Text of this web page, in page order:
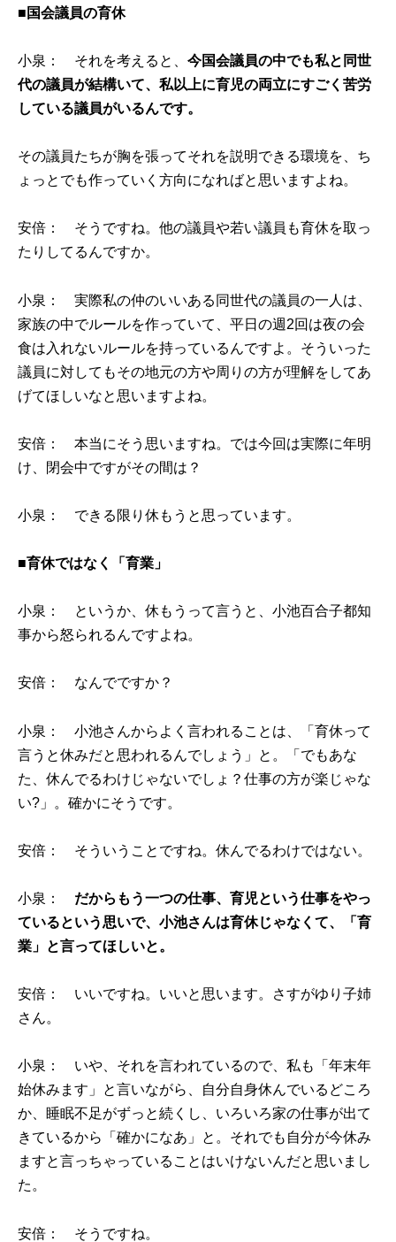
■国会議員の育休
小泉： それを考えると、今国会議員の中でも私と同世
代の議員が結構いて、私以上に育児の両立にすごく苦労
している議員がいるんです。
その議員たちが胸を張ってそれを説明できる環境を、ち
ょっとでも作っていく方向になればと思いますよね。
安倍： そうですね。他の議員や若い議員も育休を取っ
たりしてるんですか。
小泉： 実際私の仲のいいある同世代の議員の一人は、
家族の中でルールを作っていて、平日の週2回は夜の会
食は入れないルールを持っているんですよ。そういった
議員に対してもその地元の方や周りの方が理解をしてあ
げてほしいなと思いますよね。
安倍： 本当にそう思いますね。では今回は実際に年明
け、閉会中ですがその間は？
小泉： できる限り休もうと思っています。
■育休ではなく「育業」
小泉： というか、休もうって言うと、小池百合子都知
事から怒られるんですよね。
安倍： なんでですか？
小泉： 小池さんからよく言われることは、「育休って
言うと休みだと思われるんでしょう」と。「でもあな
た、休んでるわけじゃないでしょ？仕事の方が楽じゃな
い?」。確かにそうです。
安倍： そういうことですね。休んでるわけではない。
小泉： だからもう一つの仕事、育児という仕事をやっ
ているという思いで、小池さんは育休じゃなくて、「育
業」と言ってほしいと。
安倍： いいですね。いいと思います。さすがゆり子姉
さん。
小泉： いや、それを言われているので、私も「年末年
始休みます」と言いながら、自分自身休んでいるどころ
か、睡眠不足がずっと続くし、いろいろ家の仕事が出て
きているから「確かになあ」と。それでも自分が今休み
ますと言っちゃっていることはいけないんだと思いまし
た。
安倍： そうですね。